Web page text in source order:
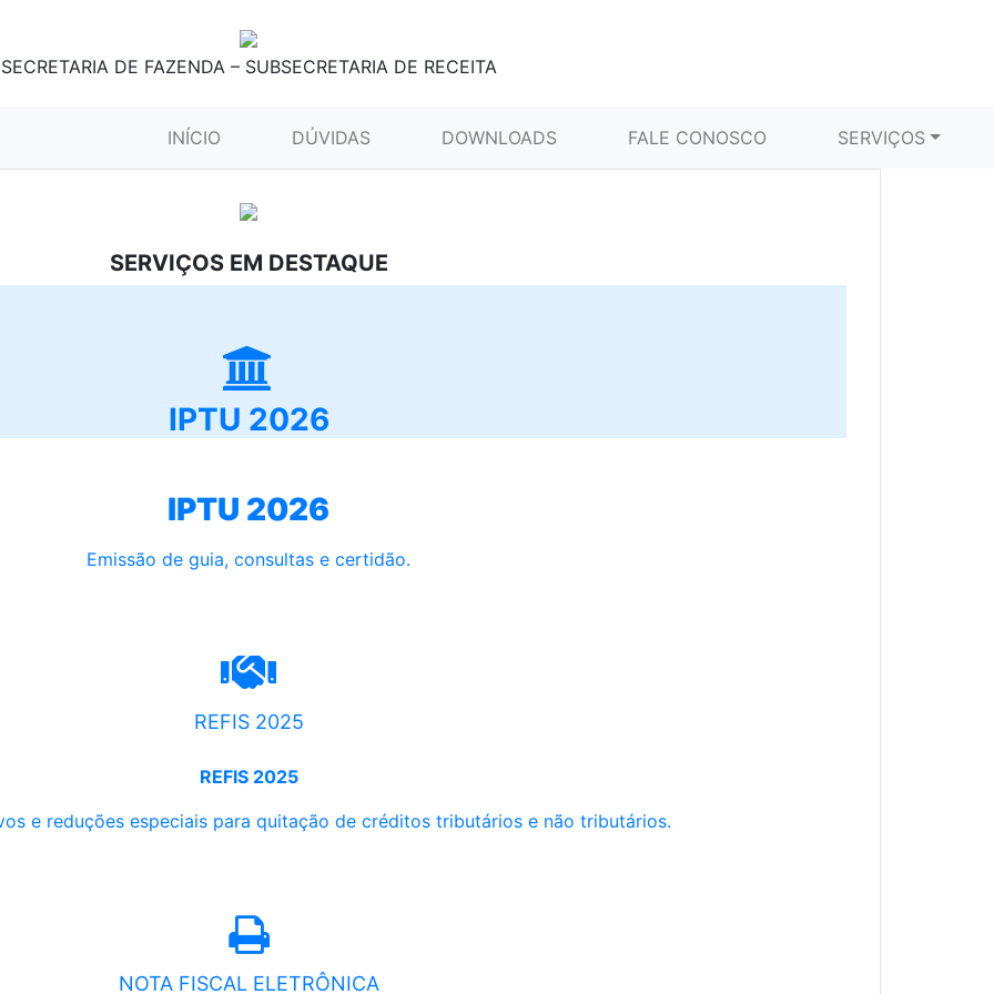
SECRETARIA DE FAZENDA – SUBSECRETARIA DE RECEITA
INÍCIO (CURRENT)DÚVIDAS DOWNLOADS FALE CONOSCO SERVIÇOS
SERVIÇOS EM DESTAQUE
IPTU 2026
IPTU 2026
Emissão de guia, consultas e certidão.
REFIS 2025
REFIS 2025
e reduções especiais para quitação de créditos tributários e não tributários.
NOTA FISCAL ELETRÔNICA